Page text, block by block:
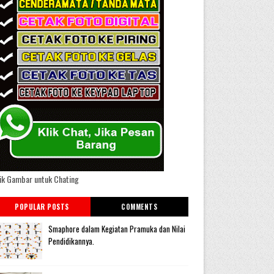
Gambar untuk Chating
POPULAR POSTS COMMENTS
Smaphore dalam Kegiatan Pramuka dan Nilai
Pendidikannya.